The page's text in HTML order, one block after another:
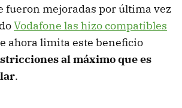
fueron mejoradas por última vez
Vodafone las hizo compatibles
ahora limita este beneficio
al máximo que es
.